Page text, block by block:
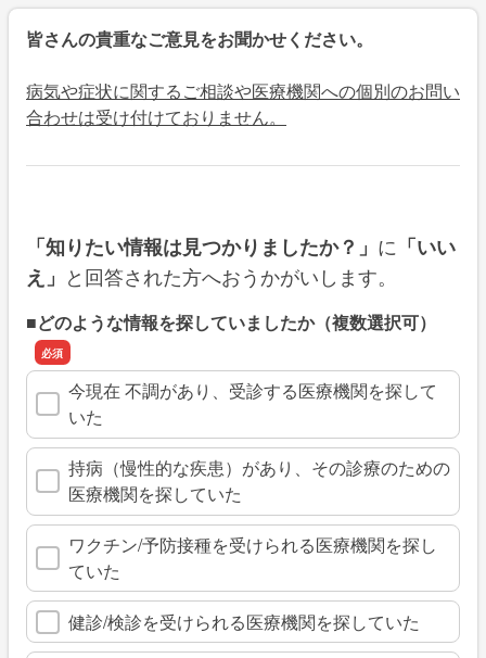
皆さんの貴重なご意見をお聞かせください。
病気や症状に関するご相談や医療機関への個別のお問い
合わせは受け付けておりません。
「知りたい情報は見つかりましたか？」 に 「いい
え」 と回答された方へおうかがいします。
■どのような情報を探していましたか（複数選択可）
今現在 不調があり、受診する医療機関を探して
いた
持病（慢性的な疾患）があり、その診療のための
医療機関を探していた
ワクチン/予防接種を受けられる医療機関を探し
ていた
健診/検診を受けられる医療機関を探していた